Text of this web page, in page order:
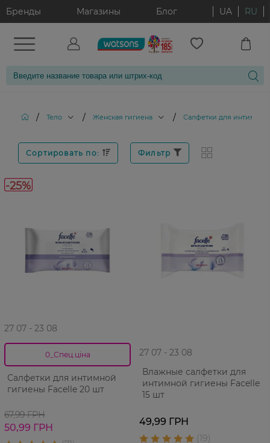
Бренды Магазины Блог UA RU
/ Тело / Женская гигиена / Салфетки для
Сортировать по: Фильтр
-25%
27 07 - 23 08
0_Спец.ціна
Салфетки для интимной
гигиены Facelle 20 шт
67,99 ГРН
50,99 ГРН
27 07 - 23 08
Влажные салфетки для
интимной гигиены Facelle
15 шт
49,99 ГРН